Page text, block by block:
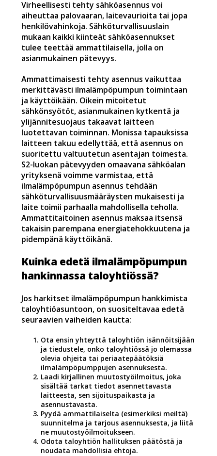
Virheellisesti tehty sähköasennus voi
aiheuttaa palovaaran, laitevaurioita tai jopa
henkilövahinkoja. Sähköturvallisuuslain
mukaan kaikki kiinteät sähköasennukset
tulee teettää ammattilaisella, jolla on
asianmukainen pätevyys.
Ammattimaisesti tehty asennus vaikuttaa
merkittävästi ilmalämpöpumpun toimintaan
ja käyttöikään. Oikein mitoitetut
sähkönsyötöt, asianmukainen kytkentä ja
ylijännitesuojaus takaavat laitteen
luotettavan toiminnan. Monissa tapauksissa
laitteen takuu edellyttää, että asennus on
suoritettu valtuutetun asentajan toimesta.
S2-luokan pätevyyden omaavana sähköalan
yrityksenä voimme varmistaa, että
ilmalämpöpumpun asennus tehdään
sähköturvallisuusmääräysten mukaisesti ja
laite toimii parhaalla mahdollisella teholla.
Ammattitaitoinen asennus maksaa itsensä
takaisin parempana energiatehokkuutena ja
pidempänä käyttöikänä.
Kuinka edetä ilmalämpöpumpun
hankinnassa taloyhtiössä?
Jos harkitset ilmalämpöpumpun hankkimista
taloyhtiöasuntoon, on suositeltavaa edetä
seuraavien vaiheiden kautta:
Ota ensin yhteyttä taloyhtiön isännöitsijään
ja tiedustele, onko taloyhtiössä jo olemassa
olevia ohjeita tai periaatepäätöksiä
ilmalämpöpumppujen asennuksesta.
Laadi kirjallinen muutostyöilmoitus, joka
sisältää tarkat tiedot asennettavasta
laitteesta, sen sijoituspaikasta ja
asennustavasta.
Pyydä ammattilaiselta (esimerkiksi meiltä)
suunnitelma ja tarjous asennuksesta, ja liitä
ne muutostyöilmoitukseen.
Odota taloyhtiön hallituksen päätöstä ja
noudata mahdollisia ehtoja.